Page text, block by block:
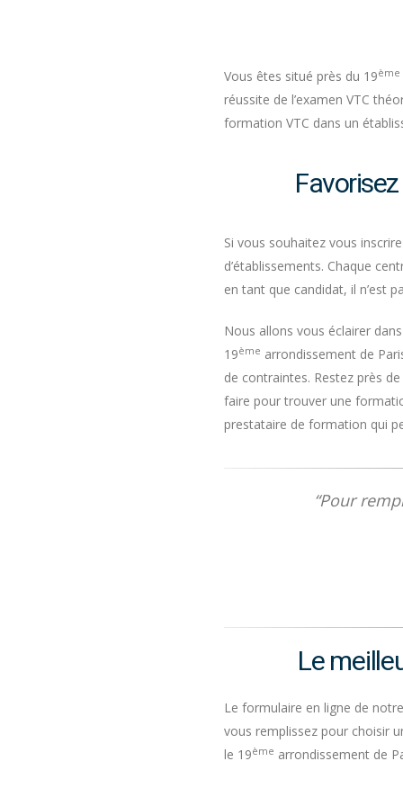
Vous êtes situé près du 19ème
réussite de l’examen VTC
formation VTC dans un
Si vous souhaitez vous
d’établissements. Chaque
en tant que candidat, il n’est
Nous allons vous éclairer
19ème arrondissement de
de contraintes. Restez près
faire pour trouver une
prestataire de formation qui
“Pour
Le
Le formulaire en ligne de
vous remplissez pour choisir
le 19ème arrondissement de